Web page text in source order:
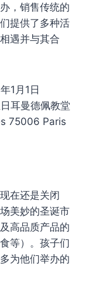
，销售传统的
提供了多种活
遇并与其合
1月1日
耳曼德佩教堂
75006 Paris
在还是关闭
美妙的圣诞市
高品质产品的
等）。孩子们
为他们举办的